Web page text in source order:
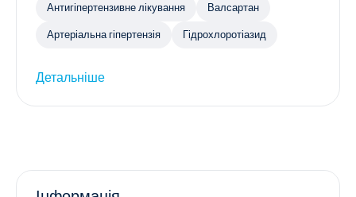
Антигіпертензивне лікування Валсартан
Артеріальна гіпертензія Гідрохлоротіазид
Детальніше